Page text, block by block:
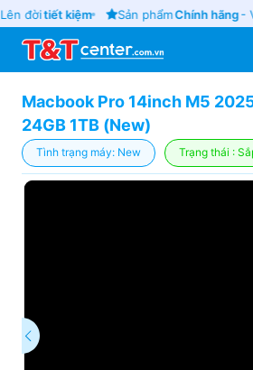
đờitiết kiệm Sản phẩmChính hãng-
Macbook Pro 14inch M5
24GB 1TB (New)
Tình trạng máy: New Trạng thái :